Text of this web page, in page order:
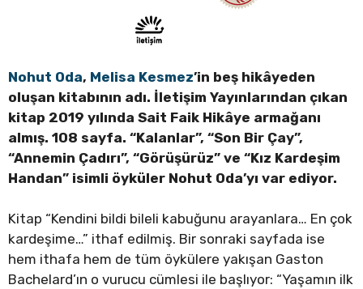
Nohut Oda, Melisa Kesmez’in beş hikâyeden
oluşan kitabının adı. İletişim Yayınlarından çıkan
kitap 2019 yılında Sait Faik Hikâye armağanı
almış. 108 sayfa. “Kalanlar”, “Son Bir Çay”,
“Annemin Çadırı”, “Görüşürüz” ve “Kız Kardeşim
Handan” isimli öyküler Nohut Oda’yı var ediyor.
Kitap “Kendini bildi bileli kabuğunu arayanlara… En çok
kardeşime…” ithaf edilmiş. Bir sonraki sayfada ise
hem ithafa hem de tüm öykülere yakışan Gaston
Bachelard’ın o vurucu cümlesi ile başlıyor: “Yaşamın ilk